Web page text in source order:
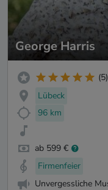
George Harris
(5)
Lübeck
96 km
ab 599 €
Firmenfeier
Unvergessliche